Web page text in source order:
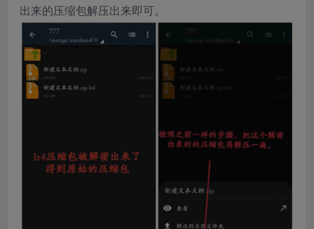
出来的压缩包解压出来即可。